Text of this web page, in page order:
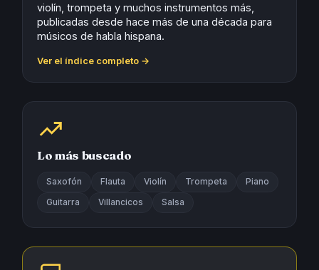
violín, trompeta y muchos instrumentos más,
publicadas desde hace más de una década para
músicos de habla hispana.
Ver el índice completo →
Lo más buscado
Saxofón Flauta Violín Trompeta Piano
Guitarra Villancicos Salsa